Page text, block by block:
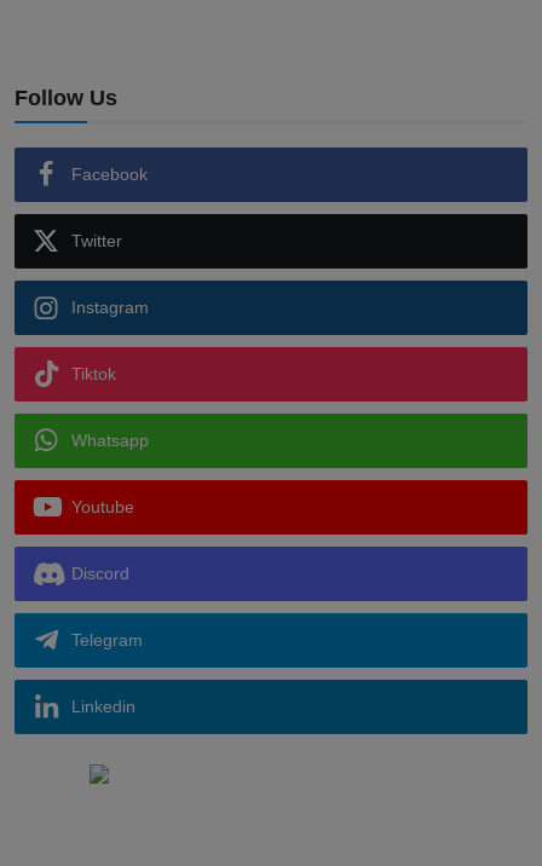
Follow Us
Facebook
Twitter
Instagram
Tiktok
Whatsapp
Youtube
Discord
Telegram
Linkedin